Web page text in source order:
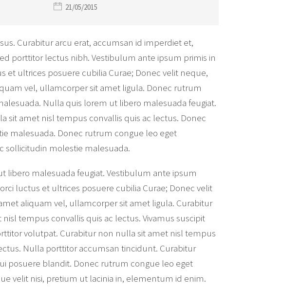
21/05/2015
Curabitur arcu erat, accumsan id imperdiet et,
porttitor lectus nibh. Vestibulum ante ipsum primis in
et ultrices posuere cubilia Curae; Donec velit neque,
vel, ullamcorper sit amet ligula. Donec rutrum
Nulla quis lorem ut libero malesuada feugiat.
sit amet nisl tempus convallis quis ac lectus. Donec
malesuada. Donec rutrum congue leo eget
sollicitudin molestie malesuada.
libero malesuada feugiat. Vestibulum ante ipsum
luctus et ultrices posuere cubilia Curae; Donec velit
aliquam vel, ullamcorper sit amet ligula. Curabitur
tempus convallis quis ac lectus. Vivamus suscipit
volutpat. Curabitur non nulla sit amet nisl tempus
Nulla porttitor accumsan tincidunt. Curabitur
posuere blandit. Donec rutrum congue leo eget
velit nisi, pretium ut lacinia in, elementum id enim.